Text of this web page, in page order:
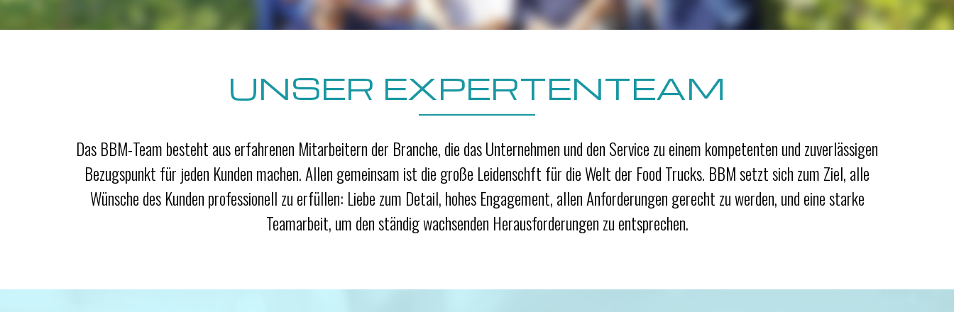
UNSER EXPERTENTEAM
Das BBM-Team besteht aus erfahrenen Mitarbeitern der Branche, die das Unternehmen und den Service zu einem kompetenten und zuverlässigen
Bezugspunkt für jeden Kunden machen. Allen gemeinsam ist die große Leidenschft für die Welt der Food Trucks. BBM setzt sich zum Ziel, alle
Wünsche des Kunden professionell zu erfüllen: Liebe zum Detail, hohes Engagement, allen Anforderungen gerecht zu werden, und eine starke
Teamarbeit, um den ständig wachsenden Herausforderungen zu entsprechen.